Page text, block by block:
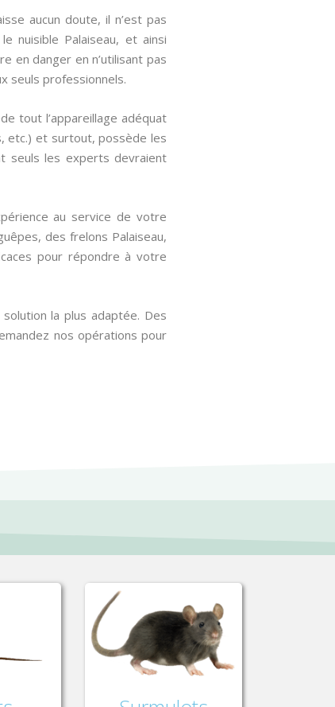
aucun doute, il n’est pas
nuisible Palaiseau, et ainsi
en danger en n’utilisant pas
seuls professionnels.
tout l’appareillage adéquat
etc.) et surtout, possède les
seuls les experts devraient
au service de votre
des frelons Palaiseau,
pour répondre à votre
la plus adaptée. Des
nos opérations pour